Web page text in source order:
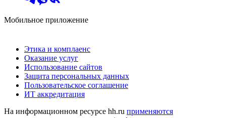
Мобильное приложение
Этика и комплаенс
Оказание услуг
Использование сайтов
Защита персональных данных
Пользовательское соглашение
ИТ аккредитация
На информационном ресурсе hh.ru применяются